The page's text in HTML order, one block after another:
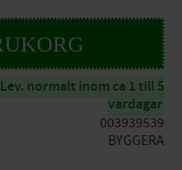
Lev. normalt inom ca 1 till 5
vardagar
003939539
BYGGERA